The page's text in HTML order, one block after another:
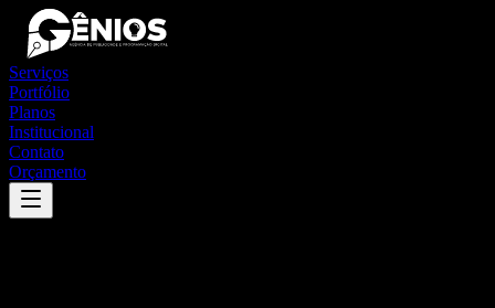
Serviços
Portfólio
Planos
Institucional
Contato
Orçamento